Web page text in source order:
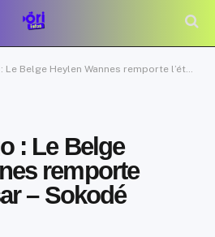
Heylen Wannes remporte l’étape Bassar – Sokodé
: Le Belge
remporte
– Sokodé